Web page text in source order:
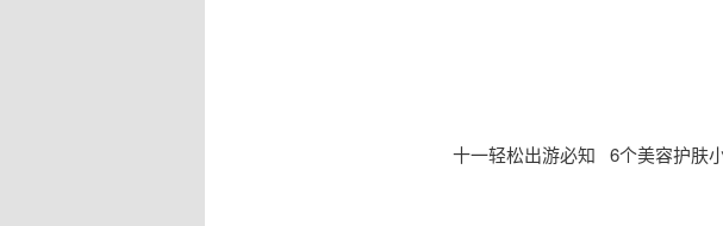
十一轻松出游必知 6个美容护肤